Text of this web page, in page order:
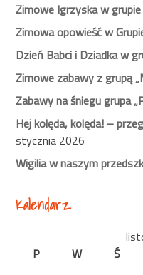
Zimowe Igrzyska w
Zimowa opowieść w
Dzień Babci i Dziadka w
Zimowe zabawy z grupą
Zabawy na śniegu grupa
Hej kolęda, kolęda! –
stycznia 2026
Wigilia w naszym
Kalendarz
P
W Ś